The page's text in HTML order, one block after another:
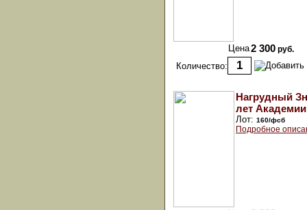
Цена2 300 руб.
Количество:
Нагрудный
лет
Лот: 160/фсб
Подробное